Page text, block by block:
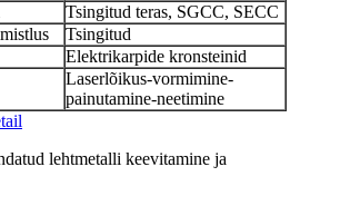
Tsingitud teras, SGCC, SECC
Tsingitud
Elektrikarpide kronsteinid
Laserlõikus-vormimine-
painutamine-neetimine